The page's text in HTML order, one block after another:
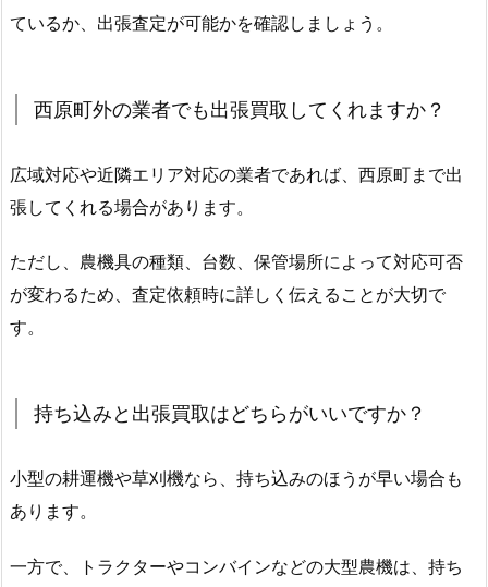
ているか、出張査定が可能かを確認しましょう。
西原町外の業者でも出張買取してくれますか？
広域対応や近隣エリア対応の業者であれば、西原町まで出
張してくれる場合があります。
ただし、農機具の種類、台数、保管場所によって対応可否
が変わるため、査定依頼時に詳しく伝えることが大切で
す。
持ち込みと出張買取はどちらがいいですか？
小型の耕運機や草刈機なら、持ち込みのほうが早い場合も
あります。
一方で、トラクターやコンバインなどの大型農機は、持ち